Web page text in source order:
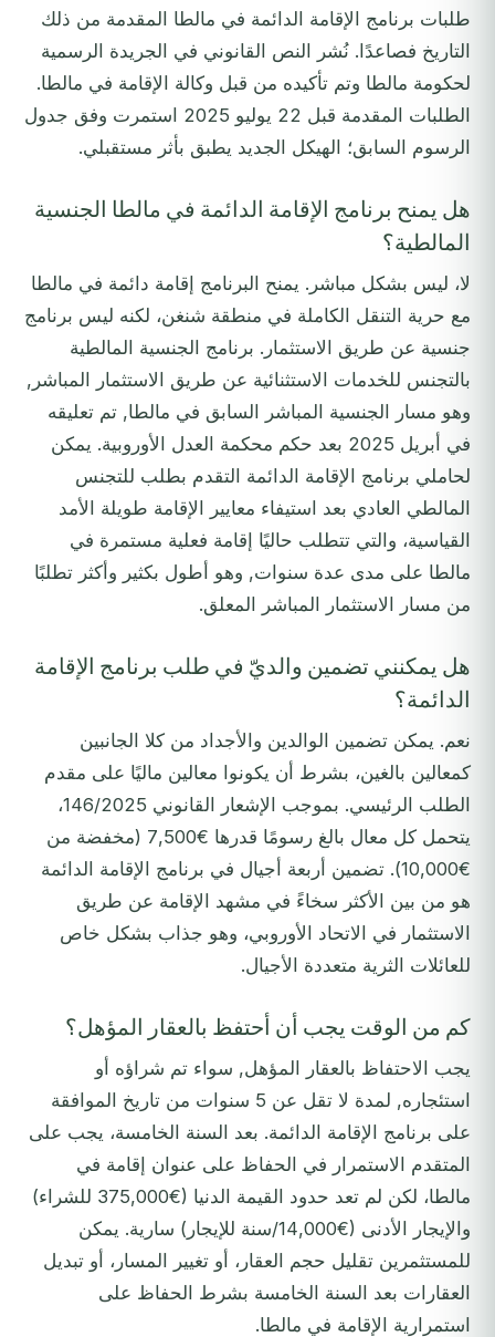
طلبات برنامج الإقامة الدائمة في مالطا المقدمة من ذلك
التاريخ فصاعدًا. نُشر النص القانوني في الجريدة الرسمية
لحكومة مالطا وتم تأكيده من قبل وكالة الإقامة في مالطا.
الطلبات المقدمة قبل 22 يوليو 2025 استمرت وفق جدول
الرسوم السابق؛ الهيكل الجديد يطبق بأثر مستقبلي.
هل يمنح برنامج الإقامة الدائمة في مالطا الجنسية
المالطية؟
لا، ليس بشكل مباشر. يمنح البرنامج إقامة دائمة في مالطا
مع حرية التنقل الكاملة في منطقة شنغن، لكنه ليس برنامج
جنسية عن طريق الاستثمار. برنامج الجنسية المالطية
بالتجنس للخدمات الاستثنائية عن طريق الاستثمار المباشر,
وهو مسار الجنسية المباشر السابق في مالطا, تم تعليقه
في أبريل 2025 بعد حكم محكمة العدل الأوروبية. يمكن
لحاملي برنامج الإقامة الدائمة التقدم بطلب للتجنس
المالطي العادي بعد استيفاء معايير الإقامة طويلة الأمد
القياسية، والتي تتطلب حاليًا إقامة فعلية مستمرة في
مالطا على مدى عدة سنوات, وهو أطول بكثير وأكثر تطلبًا
من مسار الاستثمار المباشر المعلق.
هل يمكنني تضمين والديّ في طلب برنامج الإقامة
الدائمة؟
نعم. يمكن تضمين الوالدين والأجداد من كلا الجانبين
كمعالين بالغين، بشرط أن يكونوا معالين ماليًا على مقدم
الطلب الرئيسي. بموجب الإشعار القانوني 146/2025،
يتحمل كل معال بالغ رسومًا قدرها €7,500 (مخفضة من
€10,000). تضمين أربعة أجيال في برنامج الإقامة الدائمة
هو من بين الأكثر سخاءً في مشهد الإقامة عن طريق
الاستثمار في الاتحاد الأوروبي، وهو جذاب بشكل خاص
للعائلات الثرية متعددة الأجيال.
كم من الوقت يجب أن أحتفظ بالعقار المؤهل؟
يجب الاحتفاظ بالعقار المؤهل, سواء تم شراؤه أو
استئجاره, لمدة لا تقل عن 5 سنوات من تاريخ الموافقة
على برنامج الإقامة الدائمة. بعد السنة الخامسة، يجب على
المتقدم الاستمرار في الحفاظ على عنوان إقامة في
مالطا، لكن لم تعد حدود القيمة الدنيا (€375,000 للشراء)
والإيجار الأدنى (€14,000/سنة للإيجار) سارية. يمكن
للمستثمرين تقليل حجم العقار، أو تغيير المسار، أو تبديل
العقارات بعد السنة الخامسة بشرط الحفاظ على
استمرارية الإقامة في مالطا.